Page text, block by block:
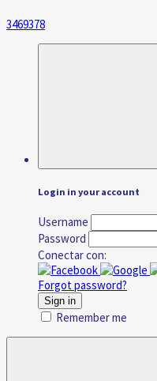
3469378
Login in your account
Username
Password
Conectar con:
Forgot password?
Sign in
Remember me